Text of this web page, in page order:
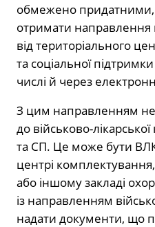
обмежено придатними,
отримати
від територіального
та соціальної
числі й через
З цим направленням
до військово-
та СП. Це може бути
центрі комплектування,
або іншому закладі
із направленням
надати документи, що